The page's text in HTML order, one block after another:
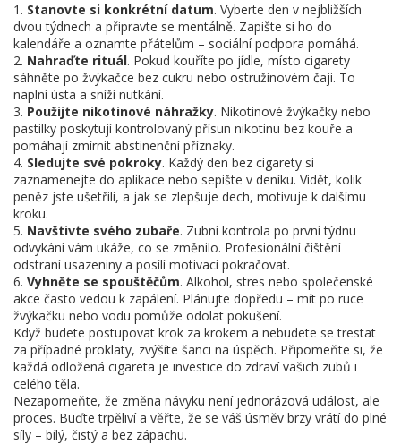
1. Stanovte si konkrétní datum. Vyberte den v nejbližších
dvou týdnech a připravte se mentálně. Zapište si ho do
kalendáře a oznamte přátelům – sociální podpora pomáhá.
2. Nahraďte rituál. Pokud kouříte po jídle, místo cigarety
sáhněte po žvýkačce bez cukru nebo ostružinovém čaji. To
naplní ústa a sníží nutkání.
3. Použijte nikotinové náhražky. Nikotinové žvýkačky nebo
pastilky poskytují kontrolovaný přísun nikotinu bez kouře a
pomáhají zmírnit abstinenční příznaky.
4. Sledujte své pokroky. Každý den bez cigarety si
zaznamenejte do aplikace nebo sepište v deníku. Vidět, kolik
peněz jste ušetřili, a jak se zlepšuje dech, motivuje k dalšímu
kroku.
5. Navštivte svého zubaře. Zubní kontrola po první týdnu
odvykání vám ukáže, co se změnilo. Profesionální čištění
odstraní usazeniny a posílí motivaci pokračovat.
6. Vyhněte se spouštěčům. Alkohol, stres nebo společenské
akce často vedou k zapálení. Plánujte dopředu – mít po ruce
žvýkačku nebo vodu pomůže odolat pokušení.
Když budete postupovat krok za krokem a nebudete se trestat
za případné proklaty, zvýšíte šanci na úspěch. Připomeňte si, že
každá odložená cigareta je investice do zdraví vašich zubů i
celého těla.
Nezapomeňte, že změna návyku není jednorázová událost, ale
proces. Buďte trpěliví a věřte, že se váš úsměv brzy vrátí do plné
síly – bílý, čistý a bez zápachu.